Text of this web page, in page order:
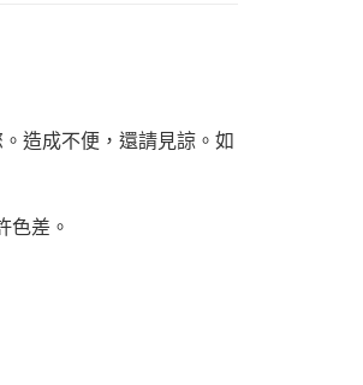
造成不便，還請見諒。如
色差。